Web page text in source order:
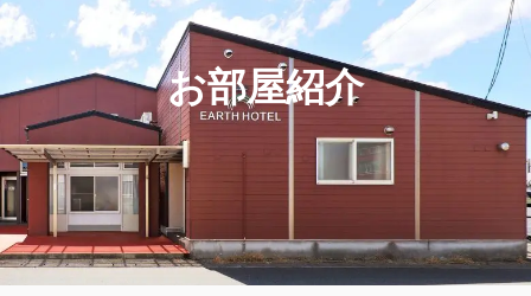
お部屋紹介